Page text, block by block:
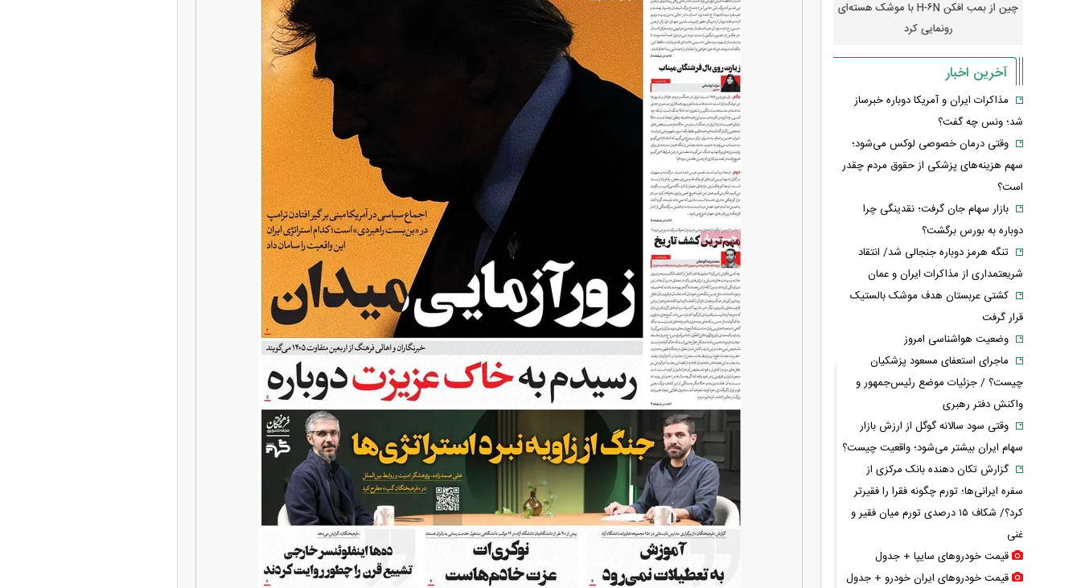
چین از بمب افکن H-۶N با موشک هسته‌ای
رونمایی کرد
پهپاد رهگیر یا موشک پدافند؛ قدرت تهدید
کدامیک بیشتر است؟
میلی‌آمپرساعتی
چین از بمب افکن H-۶N با موشک هسته‌ای
آخرین اخبار
مذاکرات ایران و آمریکا دوباره خبرساز
شد؛ ونس چه گفت؟
وقتی درمان خصوصی لوکس می‌شود؛
سهم هزینه‌های پزشکی از حقوق مردم چقدر
است؟
بازار سهام جان گرفت؛ نقدینگی چرا
دوباره به بورس برگشت؟
تنگه هرمز دوباره جنجالی شد/ انتقاد
شریعتمداری از مذاکرات ایران و عمان
کشتی عربستان هدف موشک بالستیک
قرار گرفت
وضعیت هواشناسی امروز
ماجرای استعفای مسعود پزشکیان
چیست؟ / جزئیات موضع رئیس‌جمهور و
واکنش دفتر رهبری
وقتی سود سالانه گوگل از ارزش بازار
سهام ایران بیشتر می‌شود؛ واقعیت چیست؟
گزارش تکان‌ دهنده بانک مرکزی از
سفره ایرانی‌ها؛ تورم چگونه فقرا را فقیرتر
کرد؟/ شکاف ۱۵ درصدی تورم میان فقیر و
غنی
قیمت خودرو‌های سایپا + جدول
قیمت خودرو‌های ایران خودرو + جدول